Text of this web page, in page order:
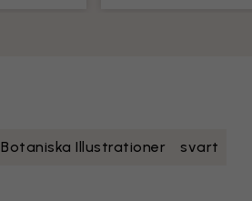
Botaniska Illustrationer svart